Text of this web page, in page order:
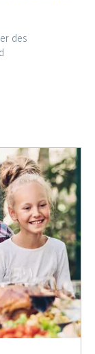
des